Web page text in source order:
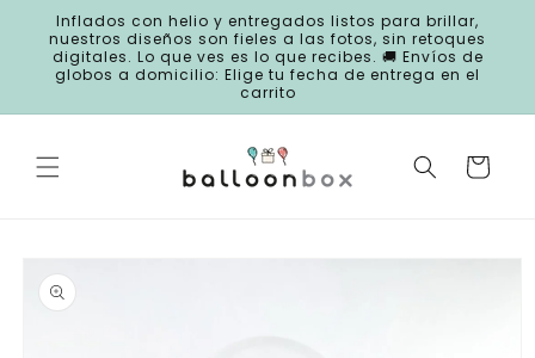
directamente
al contenido
Inflados con helio y entregados listos para brillar,
nuestros diseños son fieles a las fotos, sin retoques
digitales. Lo que ves es lo que recibes. 🚚 Envíos de
globos a domicilio: Elige tu fecha de entrega en el
carrito
Carrito
a la
información